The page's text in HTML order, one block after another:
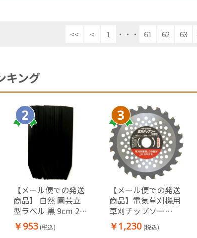
<< < 1 ・・・ 61 62 63
キング
【メール便での発送
商品】 自然 園芸立
型ラベル 黒 9cm 20
枚入 727695
￥953 (税込)
【メール便での発送
商品】電気草刈機用
草刈チップソー
160mm×24P(EARTH
MAN)
￥1,230 (税込)